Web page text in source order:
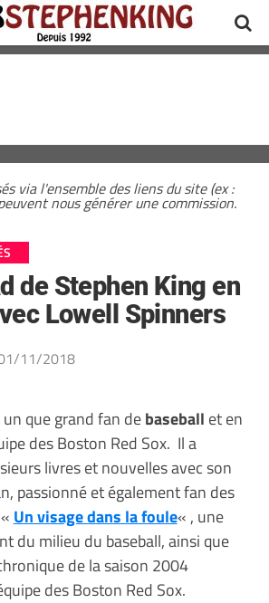
via l'ensemble des liens du site (ex :
nous générer une commission.
de Stephen King en
Lowell Spinners
11/2018
que grand fan debaseball et en
des Boston Red Sox. Il a
livres et nouvelles avec son
passionné et également fan des
Un visage dans la foule« , une
du milieu du baseball, ainsi que
de la saison 2004
des Boston Red Sox.